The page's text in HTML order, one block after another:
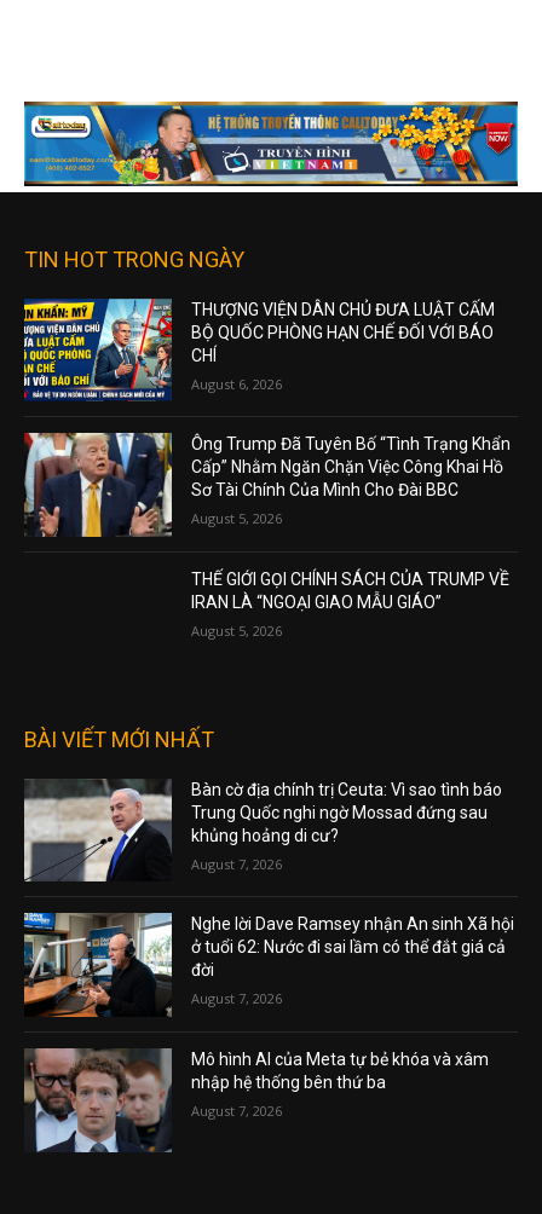
TIN HOT TRONG NGÀY
THƯỢNG VIỆN DÂN CHỦ ĐƯA LUẬT CẤM
BỘ QUỐC PHÒNG HẠN CHẾ ĐỐI VỚI BÁO
CHÍ
August 6, 2026
Ông Trump Đã Tuyên Bố “Tình Trạng Khẩn
Cấp” Nhằm Ngăn Chặn Việc Công Khai Hồ
Sơ Tài Chính Của Mình Cho Đài BBC
August 5, 2026
THẾ GIỚI GỌI CHÍNH SÁCH CỦA TRUMP VỀ
IRAN LÀ “NGOẠI GIAO MẪU GIÁO”
August 5, 2026
BÀI VIẾT MỚI NHẤT
Bàn cờ địa chính trị Ceuta: Vì sao tình báo
Trung Quốc nghi ngờ Mossad đứng sau
khủng hoảng di cư?
August 7, 2026
Nghe lời Dave Ramsey nhận An sinh Xã hội
ở tuổi 62: Nước đi sai lầm có thể đắt giá cả
đời
August 7, 2026
Mô hình AI của Meta tự bẻ khóa và xâm
nhập hệ thống bên thứ ba
August 7, 2026